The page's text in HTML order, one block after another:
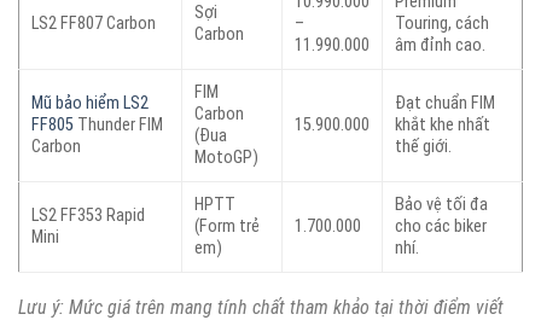
LS2 FF807 Carbon
Sợi
Carbon
–
11.990.000
Touring, cách
âm đỉnh cao.
Mũ bảo hiểm LS2
FF805 Thunder FIM
Carbon
FIM
Carbon
(Đua
MotoGP)
15.900.000
Đạt chuẩn FIM
khắt khe nhất
thế giới.
LS2 FF353 Rapid
Mini
HPTT
(Form trẻ
em)
1.700.000
Bảo vệ tối đa
cho các biker
nhí.
Lưu ý: Mức giá trên mang tính chất tham khảo tại thời điểm viết